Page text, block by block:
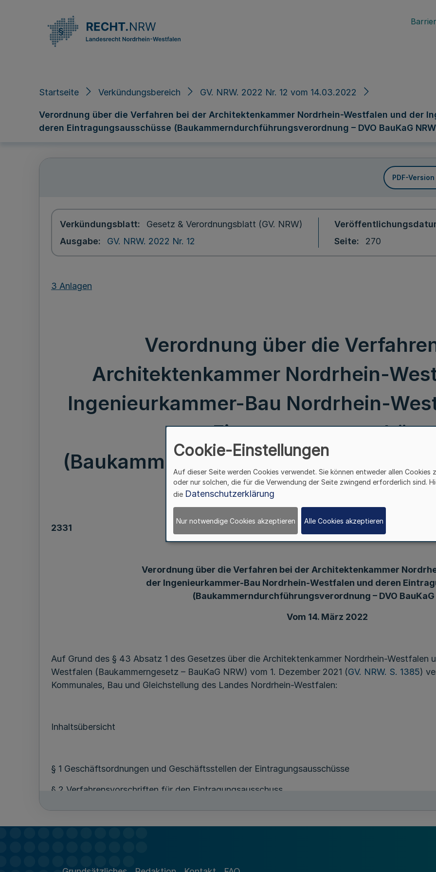
Startseite Verkündungsbereich GV. NRW. 2022 Nr. 12 vom 14.03.2022
Verordnung über die Verfahren bei der Architektenkammer Nordrhein-Westfalen und der
deren Eintragungsausschüsse (Baukammerndurchführungsverordnung – DVO BauKaG
PDF-
Verkündungsblatt
Gesetz & Verordnungsblatt (GV. NRW)
Ausgabe
GV. NRW. 2022 Nr. 12
Seite
270
3 Anlagen
Verordnung über die
Architektenkammer Nordrhein-
Ingenieurkammer-Bau Nordrhein-
NRW)
2331
Verordnung über die Verfahren bei der Architektenkammer
der Ingenieurkammer-Bau Nordrhein-Westfalen und deren
(Baukammerndurchführungsverordnung – DVO BauKaG
Vom 14. März 2022
Auf Grund des § 43 Absatz 1 des Gesetzes über die Architektenkammer Nordrhein-Westfalen
Westfalen (Baukammerngesetz – BauKaG NRW) vom 1. Dezember 2021 (GV. NRW. S. 1385)
Kommunales, Bau und Gleichstellung des Landes Nordrhein-Westfalen:
Inhaltsübersicht
§ 1 Geschäftsordnungen und Geschäftsstellen der Eintragungsausschüsse
§ 2 Verfahrensvorschriften für den Eintragungsausschuss
§ 3 Verzeichnis auswärtiger Dienstleister
Cookie-Einstellungen
Auf dieser Seite werden Cookies verwendet. Sie können entweder allen Cookies
oder nur solchen, die für die Verwendung der Seite zwingend erforderlich sind.
die Datenschutzerklärung
Nur notwendige Cookies akzeptieren Alle Cookies akzeptieren